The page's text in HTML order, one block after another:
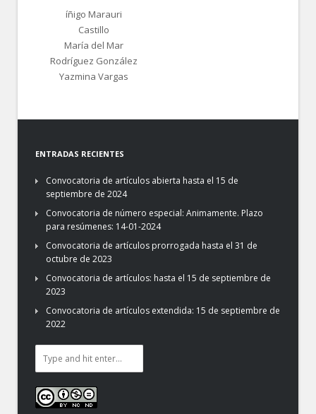
íñigo Marauri
Castillo
María del Mar
Rodríguez González
Yazmina Vargas
ENTRADAS RECIENTES
Convocatoria de artículos abierta hasta el 15 de
septiembre de 2024
Convocatoria de número especial: Animamente. Plazo
para resúmenes: 14-01-2024
Convocatoria de artículos prorrogada hasta el 31 de
octubre de 2023
Convocatoria de artículos: hasta el 15 de septiembre de
2023
Convocatoria de artículos extendida: 15 de septiembre de
2022